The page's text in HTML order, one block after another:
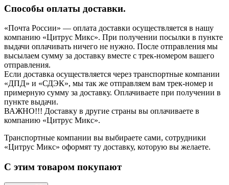
Способы оплаты доставки.
«Почта России» — оплата доставки осуществляется в нашу
компанию «Цитрус Микс». При получении посылки в пункте
выдачи оплачивать ничего не нужно. После отправления мы
высылаем сумму за доставку вместе с трек-номером вашего
отправления.
Если доставка осуществляется через транспортные компании
«ДПД» и «СДЭК», мы так же отправляем вам трек-номер и
примерную сумму за доставку. Оплачиваете при получении в
пункте выдачи.
ВАЖНО!!! Доставку в другие страны вы оплачиваете в
компанию «Цитрус Микс».
Транспортные компании вы выбираете сами, сотрудники
«Цитрус Микс» оформят ту доставку, которую вы желаете.
С этим товаром покупают